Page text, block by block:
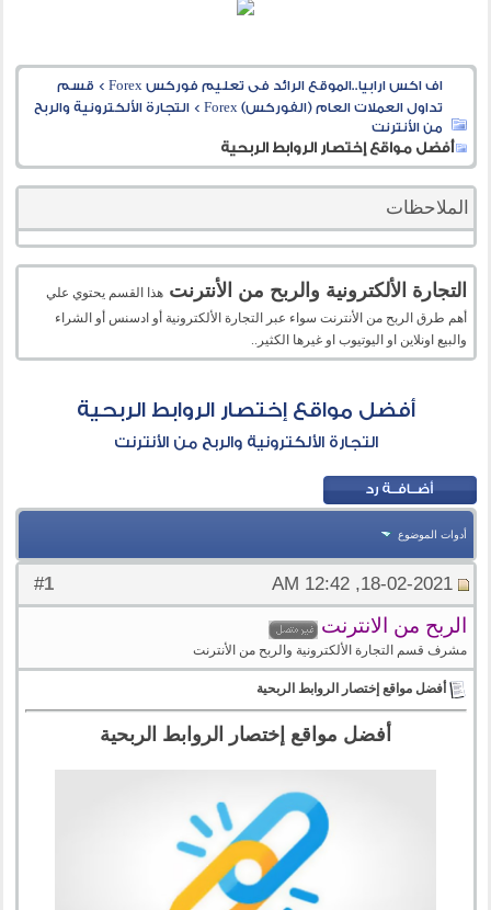
اف اكس ارابيا..الموقع الرائد فى تعليم فوركس Forex > قسم
تداول العملات العام (الفوركس) Forex
>التجارة الألكترونية والربح
من الأنترنت
أفضل مواقع إختصار الروابط الربحية
الملاحظات
التجارة الألكترونية والربح من الأنترنت هذا القسم يحتوي علي
أهم طرق الربح من الأنترنت سواء عبر التجارة الألكترونية أو ادسنس أو الشراء
والبيع اونلاين او اليوتيوب او غيرها الكثير..
أفضل مواقع إختصار الروابط الربحية
التجارة الألكترونية والربح من الأنترنت
أدوات الموضوع
#
1 18-02-2021, 12:42 AM
الربح من الانترنت
مشرف قسم التجارة الألكترونية والربح من الأنترنت
أفضل مواقع إختصار الروابط الربحية
أفضل مواقع إختصار الروابط الربحية